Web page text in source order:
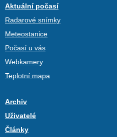
Aktuální počasí
Radarové snímky
Meteostanice
Počasí u vás
Webkamery
Teplotní mapa
Archiv
Uživatelé
Články